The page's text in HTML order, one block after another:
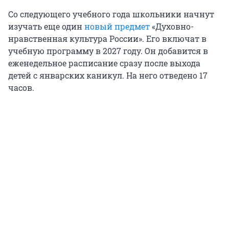
Со следующего учебного года школьники начнут
изучать еще одинновый предмет«Духовно-
нравственная культура России». Его включат в
учебную программу в 2027 году. Он добавится в
еженедельное расписание сразу после выхода
детей с январских каникул. На него отведено 17
часов.